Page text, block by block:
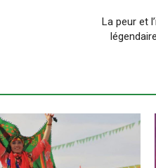
La peur et